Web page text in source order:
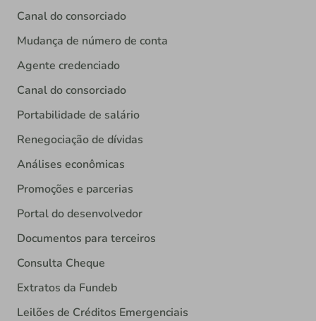
Canal do consorciado
Mudança de número de conta
Agente credenciado
Canal do consorciado
Portabilidade de salário
Renegociação de dívidas
Análises econômicas
Promoções e parcerias
Portal do desenvolvedor
Documentos para terceiros
Consulta Cheque
Extratos da Fundeb
Leilões de Créditos Emergenciais